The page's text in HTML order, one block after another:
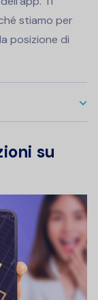
stiamo per
posizione di
su